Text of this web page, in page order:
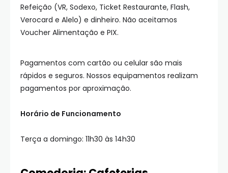
Refeição (VR, Sodexo, Ticket Restaurante, Flash,
Verocard e Alelo) e dinheiro. Não aceitamos
Voucher Alimentação e PIX.
Pagamentos com cartão ou celular são mais
rápidos e seguros. Nossos equipamentos realizam
pagamentos por aproximação.
Horário de Funcionamento
Terça a domingo: 11h30 às 14h30